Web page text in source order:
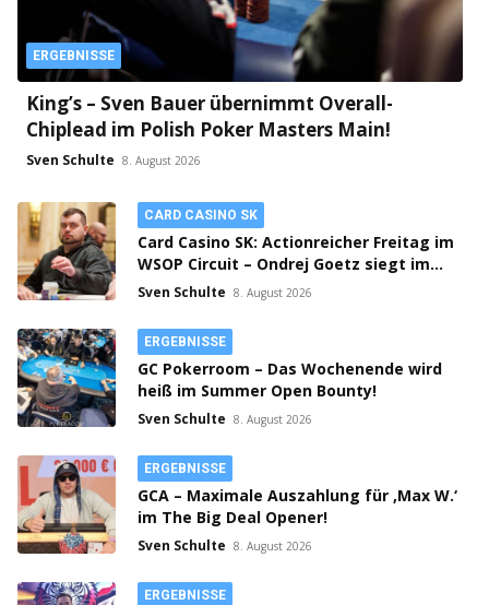
ERGEBNISSE
King’s – Sven Bauer übernimmt Overall-
Chiplead im Polish Poker Masters Main!
Sven Schulte 8. August 2026
CARD CASINO SK
Card Casino SK: Actionreicher Freitag im
WSOP Circuit – Ondrej Goetz siegt im
PLO!
Sven Schulte 8. August 2026
ERGEBNISSE
GC Pokerroom – Das Wochenende wird
heiß im Summer Open Bounty!
Sven Schulte 8. August 2026
ERGEBNISSE
GCA – Maximale Auszahlung für ‚Max W.‘
im The Big Deal Opener!
Sven Schulte 8. August 2026
ERGEBNISSE